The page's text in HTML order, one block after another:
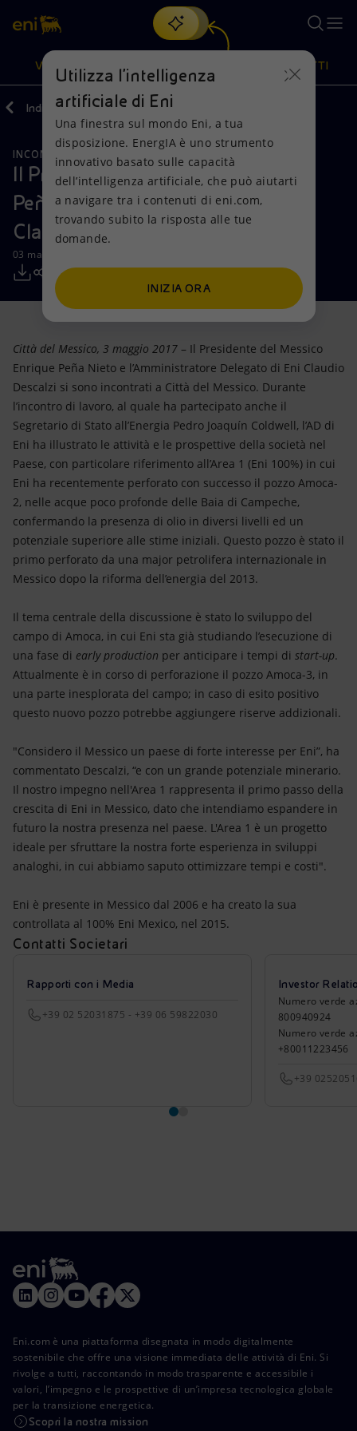
Cerca
scopri EnergIA, la nostra nuova soluzione di intelligenza
artificiale.
VISIONE
Visione
Mission e valori
Persone e Partnership
Net Zero
Modello satellitare
Energia accessibile
Innovazione
Scenari energetici
Azioni
Diversificazione energetica
Tecnologie per la transizione
Collaborazioni per l'innovazione
Attività nel mondo
PRODOTTI
Prodotti
Casa
Imprese
Mobilità
Indietro Media Comunicati Stampa
INCONTRI E ACCORDI RISORSE NATURALI
Il Presidente del Messico Enrique
Peña Nieto incontra l’AD di Eni
Claudio Descalzi
03 maggio 2017 - 11:00 CEST
Città del Messico, 3 maggio 2017 – Il Presidente del Messico
Enrique Peña Nieto e l’Amministratore Delegato di Eni Claudio
Descalzi si sono incontrati a Città del Messico. Durante
l’incontro di lavoro, al quale ha partecipato anche il
Segretario di Stato all’Energia Pedro Joaquín Coldwell, l’AD di
Eni ha illustrato le attività e le prospettive della società nel
Paese, con particolare riferimento all’Area 1 (Eni 100%) in cui
Eni ha recentemente perforato con successo il pozzo Amoca-
2, nelle acque poco profonde delle Baia di Campeche,
confermando la presenza di olio in diversi livelli ed un
potenziale superiore alle stime iniziali. Questo pozzo è stato il
primo perforato da una major petrolifera internazionale in
Messico dopo la riforma dell’energia del 2013.
Il tema centrale della discussione è stato lo sviluppo del
campo di Amoca, in cui Eni sta già studiando l’esecuzione di
una fase di early production per anticipare i tempi di start-up.
Attualmente è in corso di perforazione il pozzo Amoca-3, in
una parte inesplorata del campo; in caso di esito positivo
questo nuovo pozzo potrebbe aggiungere riserve addizionali.
"Considero il Messico un paese di forte interesse per Eni”, ha
commentato Descalzi, “e con un grande potenziale minerario.
Il nostro impegno nell'Area 1 rappresenta il primo passo della
crescita di Eni in Messico, dato che intendiamo espandere in
futuro la nostra presenza nel paese. L'Area 1 è un progetto
ideale per sfruttare la nostra forte esperienza in sviluppi
analoghi, in cui abbiamo saputo ottimizzare tempi e costi".
Eni è presente in Messico dal 2006 e ha creato la sua
controllata al 100% Eni Mexico, nel 2015.
Contatti Societari
Rapporti con i Media
+39 02 52031875 - +39 06 59822030
Investor
Numero verde
800940924
Numero verde
+80011223456
+39
Eni.com è una piattaforma disegnata in modo digitalmente
sostenibile che offre una visione immediata delle attività di Eni. Si
rivolge a tutti, raccontando in modo trasparente e accessibile i
valori, l’impegno e le prospettive di un’impresa tecnologica globale
per la transizione energetica.
Scopri la nostra mission
Utilizza l'intelligenza
artificiale di Eni
Una finestra sul mondo Eni, a tua
disposizione. EnergIA è uno strumento
innovativo basato sulle capacità
dell’intelligenza artificiale, che può aiutarti
a navigare tra i contenuti di eni.com,
trovando subito la risposta alle tue
domande.
INIZIA ORA